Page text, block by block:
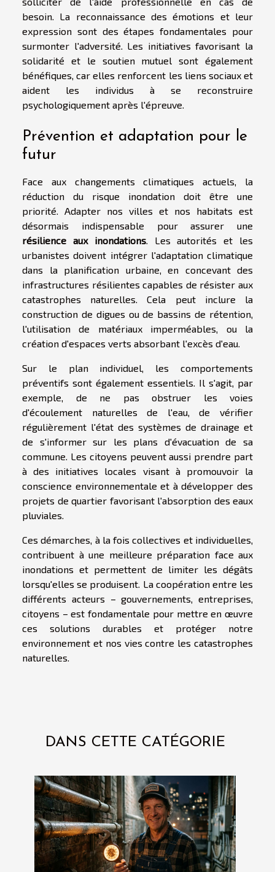
besoin. La reconnaissance des émotions et leur
expression sont des étapes fondamentales pour
surmonter l'adversité. Les initiatives favorisant la
solidarité et le soutien mutuel sont également
bénéfiques, car elles renforcent les liens sociaux et
aident les individus à se reconstruire
psychologiquement après l'épreuve.
Prévention et adaptation pour le
futur
Face aux changements climatiques actuels, la
réduction du risque inondation doit être une
priorité. Adapter nos villes et nos habitats est
désormais indispensable pour assurer une
résilience aux inondations. Les autorités et les
urbanistes doivent intégrer l'adaptation climatique
dans la planification urbaine, en concevant des
infrastructures résilientes capables de résister aux
catastrophes naturelles. Cela peut inclure la
construction de digues ou de bassins de rétention,
l'utilisation de matériaux imperméables, ou la
création d'espaces verts absorbant l'excès d'eau.
Sur le plan individuel, les comportements
préventifs sont également essentiels. Il s'agit, par
exemple, de ne pas obstruer les voies
d'écoulement naturelles de l'eau, de vérifier
régulièrement l'état des systèmes de drainage et
de s'informer sur les plans d'évacuation de sa
commune. Les citoyens peuvent aussi prendre part
à des initiatives locales visant à promouvoir la
conscience environnementale et à développer des
projets de quartier favorisant l'absorption des eaux
pluviales.
Ces démarches, à la fois collectives et individuelles,
contribuent à une meilleure préparation face aux
inondations et permettent de limiter les dégâts
lorsqu'elles se produisent. La coopération entre les
différents acteurs – gouvernements, entreprises,
citoyens – est fondamentale pour mettre en œuvre
ces solutions durables et protéger notre
environnement et nos vies contre les catastrophes
naturelles.
DANS CETTE CATÉGORIE